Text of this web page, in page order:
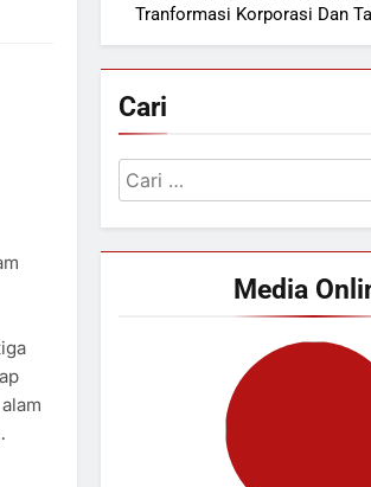
Tranformasi Korporasi Dan
Cari
Cari
untuk:
Media